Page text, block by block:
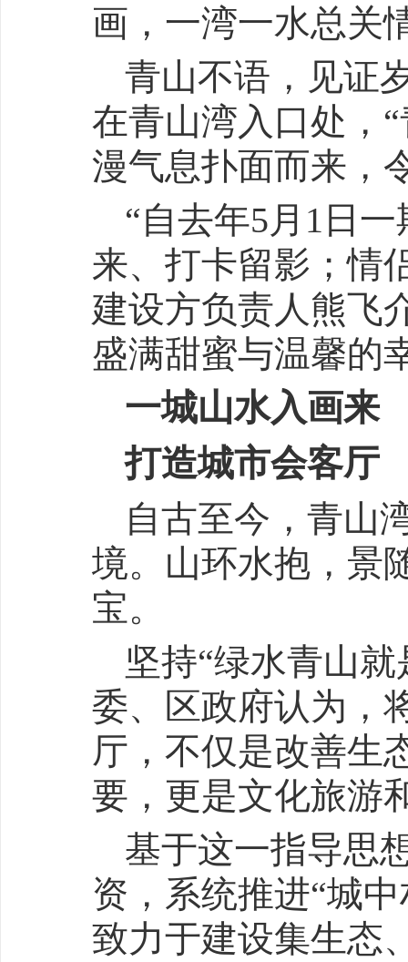
画，一湾一水总关
青山不语，见证
在青山湾入口处，
漫气息扑面而来，
“自去年5月1日
来、打卡留影；情
建设方负责人熊飞
盛满甜蜜与温馨的
一城山水入画来
打造城市会客厅
自古至今，青山
境。山环水抱，景
宝。
坚持“绿水青山
委、区政府认为，
厅，不仅是改善生
要，更是文化旅游
基于这一指导思
资，系统推进“城
致力于建设集生态